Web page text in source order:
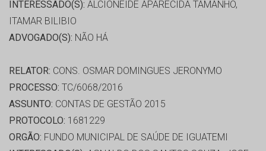
INTERESSADO(S): ALCIONEIDE APARECIDA TAMANHO,
ITAMAR BILIBIO
ADVOGADO(S): NÃO HÁ
RELATOR: CONS. OSMAR DOMINGUES JERONYMO
PROCESSO: TC/6068/2016
ASSUNTO: CONTAS DE GESTÃO 2015
PROTOCOLO: 1681229
ORGÃO: FUNDO MUNICIPAL DE SAÚDE DE IGUATEMI